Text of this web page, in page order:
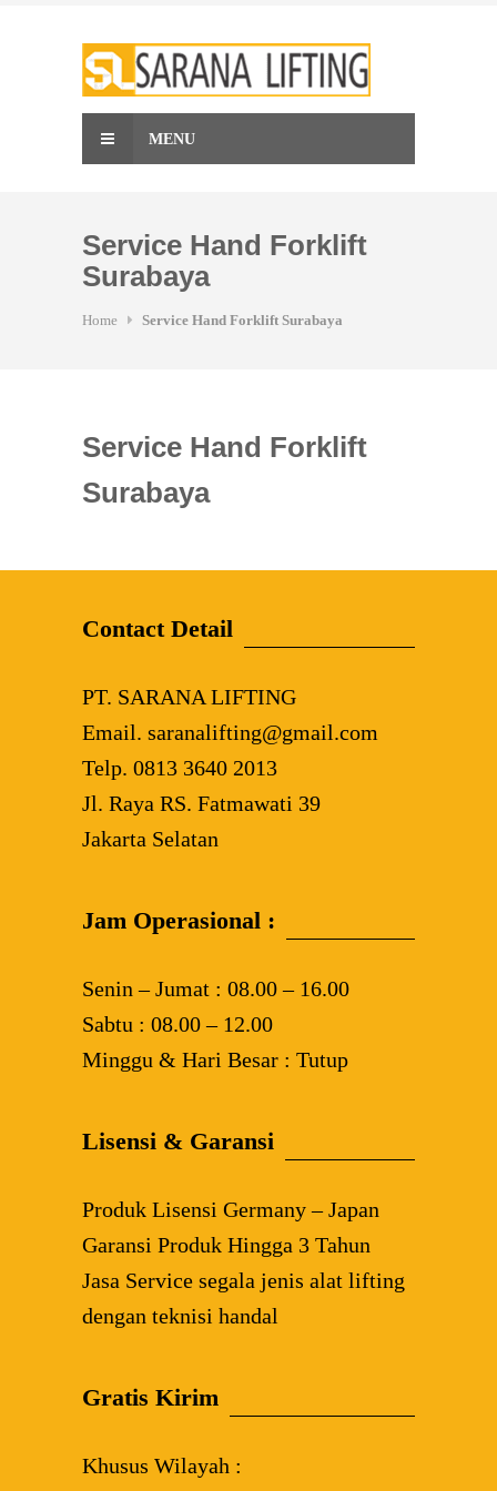
MENU
Service Hand Forklift
Surabaya
Home Service Hand Forklift Surabaya
Service Hand Forklift
Surabaya
Contact Detail
PT. SARANA LIFTING
Email. saranalifting@gmail.com
Telp. 0813 3640 2013
Jl. Raya RS. Fatmawati 39
Jakarta Selatan
Jam Operasional :
Senin – Jumat : 08.00 – 16.00
Sabtu : 08.00 – 12.00
Minggu & Hari Besar : Tutup
Lisensi & Garansi
Produk Lisensi Germany – Japan
Garansi Produk Hingga 3 Tahun
Jasa Service segala jenis alat lifting
dengan teknisi handal
Gratis Kirim
Khusus Wilayah :